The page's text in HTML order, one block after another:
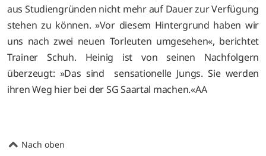
aus Studiengründen nicht mehr auf Dauer zur Verfügung
stehen zu können. »Vor diesem Hintergrund haben wir
uns nach zwei neuen Torleuten umgesehen«, berichtet
Trainer Schuh. Heinig ist von seinen Nachfolgern
überzeugt: »Das sind sensationelle Jungs. Sie werden
ihren Weg hier bei der SG Saartal machen.«AA
Nach oben